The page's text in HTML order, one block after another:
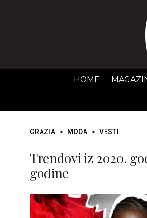
HOME
GRAZIA > MODA > VESTI
Trendovi iz 2020.
godine